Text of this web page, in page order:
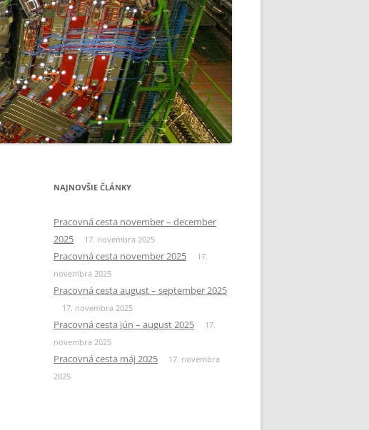
NAJNOVŠIE ČLÁNKY
Pracovná cesta november – december
2025
17. novembra 2025
Pracovná cesta november 2025
17.
novembra 2025
Pracovná cesta august – september 2025
17. novembra 2025
Pracovná cesta jún – august 2025
17.
novembra 2025
Pracovná cesta máj 2025
17. novembra
2025